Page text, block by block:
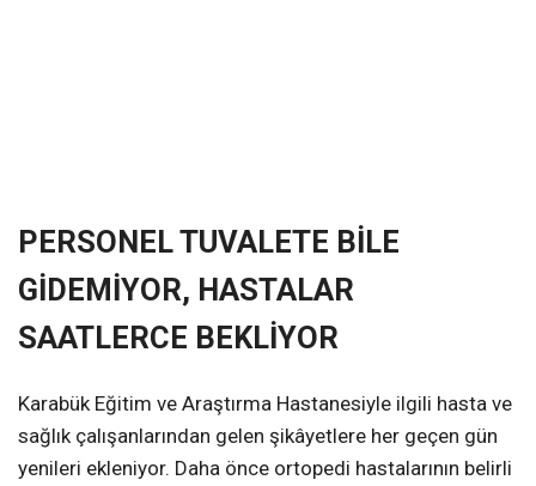
PERSONEL TUVALETE BİLE
GİDEMİYOR, HASTALAR
SAATLERCE BEKLİYOR
Karabük Eğitim ve Araştırma Hastanesiyle ilgili hasta ve
sağlık çalışanlarından gelen şikâyetlere her geçen gün
yenileri ekleniyor. Daha önce ortopedi hastalarının belirli